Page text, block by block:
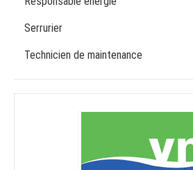
Serrurier
Technicien de maintenance